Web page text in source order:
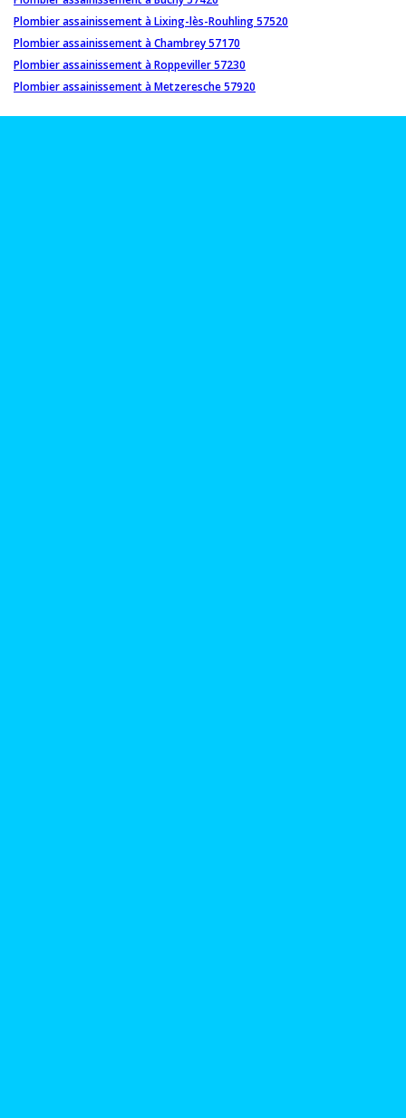
Plombier assainissement à Lixing-lès-Rouhling 57520
Plombier assainissement à Chambrey 57170
Plombier assainissement à Roppeviller 57230
Plombier assainissement à Metzeresche 57920